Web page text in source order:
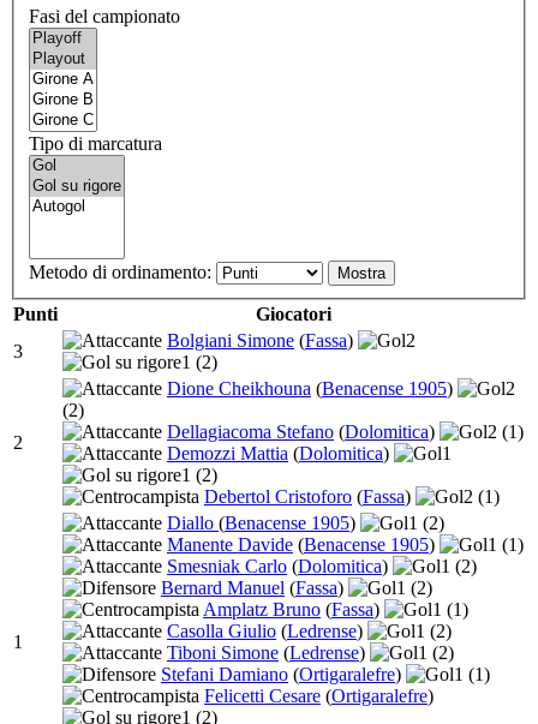
Fasi del campionato
Tipo di marcatura
Metodo di ordinamento:
Punti
Giocatori
3
Bolgiani Simone (Fassa)
2
1 (2)
2
Dione Cheikhouna (Benacense 1905)
2
(2)
Dellagiacoma Stefano (Dolomitica) 2 (1)
Demozzi Mattia (Dolomitica)
1
1 (2)
Debertol Cristoforo (Fassa) 2 (1)
1
Diallo (Benacense 1905) 1 (2)
Manente Davide (Benacense 1905) 1 (1)
Smesniak Carlo (Dolomitica) 1 (2)
Bernard Manuel (Fassa) 1 (2)
Amplatz Bruno (Fassa) 1 (1)
Casolla Giulio (Ledrense) 1 (2)
Tiboni Simone (Ledrense) 1 (2)
Stefani Damiano (Ortigaralefre) 1 (1)
Felicetti Cesare (Ortigaralefre)
1 (2)